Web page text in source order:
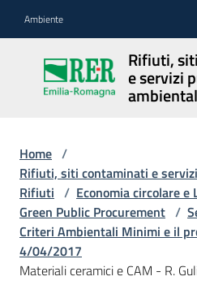
Ambiente
Rifiuti,
e servizi
Rifiuti, siti
contaminati
e servizi
Rifiuti
Siti
Home /
Rifiuti, siti contaminati e
Rifiuti / Economia circolare e
Green Public Procurement /
Criteri Ambientali Minimi e il
4/04/2017
Materiali ceramici e CAM - R.